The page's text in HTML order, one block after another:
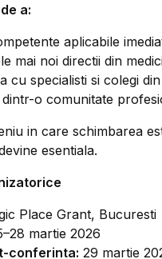
a:
aplicabile
mai noi directii din
cu specialisti si colegi
o comunitate
in care schimbarea
esentiala.
Place Grant, Bucuresti
martie 2026
conferinta: 29 martie